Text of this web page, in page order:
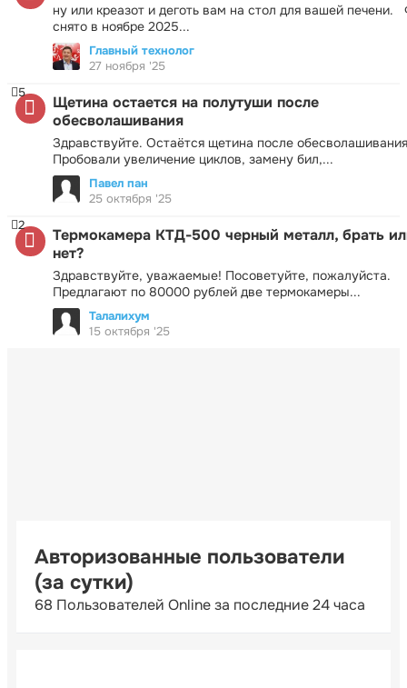
ну или креазот и деготь вам на стол для вашей печени.
снято в ноябре 2025...
Главный технолог
27 ноября '25
Щетина остается на полутуши после
обесволашивания
Здравствуйте. Остаётся щетина после
Пробовали увеличение циклов, замену бил,...
5
Павел пан
25 октября '25
Термокамера КТД-500 черный металл, брать
нет?
Здравствуйте, уважаемые! Посоветуйте, пожалуйста.
Предлагают по 80000 рублей две термокамеры...
2
Талалихум
15 октября '25
Авторизованные пользователи
(за сутки)
68 Пользователей Online за последние 24 часа